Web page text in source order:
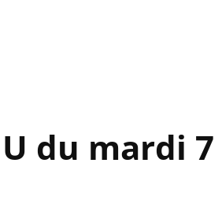
du mardi